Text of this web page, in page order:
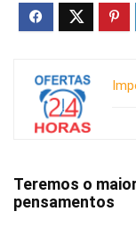
Teremos o
pensamentos